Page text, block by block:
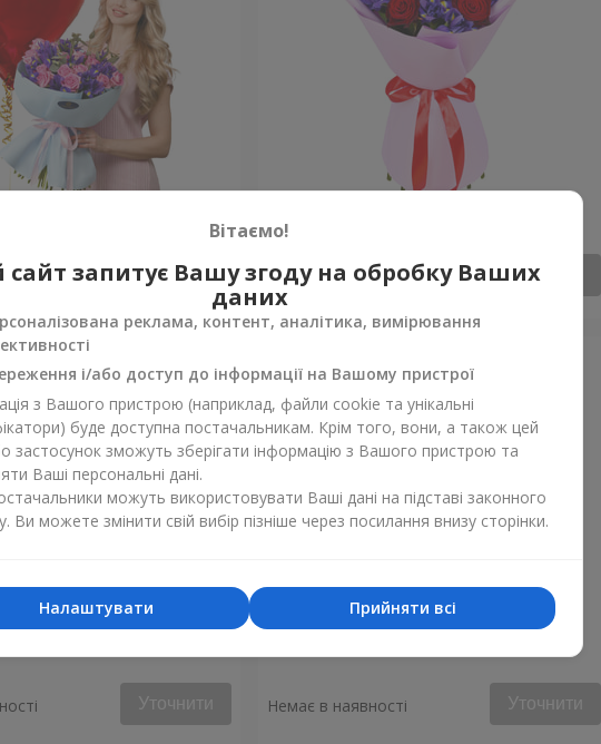
серця" з кулею
Уточнити Немає в наявності Уточнити
Уточнити Немає в наявності Уточнити
Вітаємо!
сайт запитує Вашу згоду на обробку Ваших
даних
реклама, контент, аналітика, вимірювання
і/або доступ до інформації на Вашому пристрої
з Вашого пристрою (наприклад, файли cookie та унікальні
буде доступна постачальникам. Крім того, вони, а також цей
застосунок зможуть зберігати інформацію з Вашого пристрою та
Ваші персональні дані.
можуть використовувати Ваші дані на підставі законного
Ви можете змінити свій вибір пізніше через посилання внизу сторінки.
Прийняти всі
Налаштувати